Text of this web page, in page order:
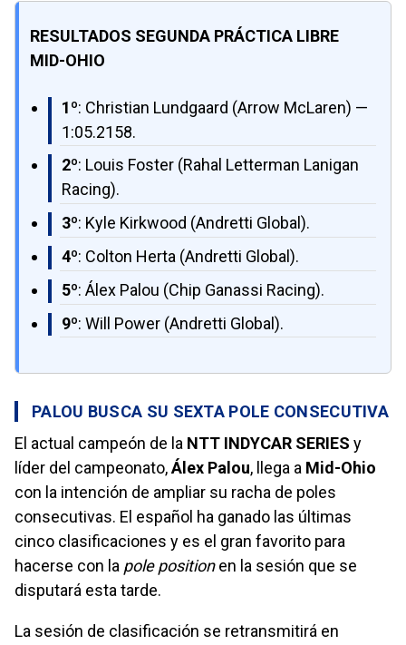
RESULTADOS SEGUNDA PRÁCTICA LIBRE
MID-OHIO
1º: Christian Lundgaard (Arrow McLaren) —
1:05.2158.
2º: Louis Foster (Rahal Letterman Lanigan
Racing).
3º: Kyle Kirkwood (Andretti Global).
4º: Colton Herta (Andretti Global).
5º: Álex Palou (Chip Ganassi Racing).
9º: Will Power (Andretti Global).
PALOU BUSCA SU SEXTA POLE CONSECUTIVA
El actual campeón de la NTT INDYCAR SERIES y
líder del campeonato,Álex Palou, llega a Mid-Ohio
con la intención de ampliar su racha de poles
consecutivas. El español ha ganado las últimas
cinco clasificaciones y es el gran favorito para
hacerse con la pole positionen la sesión que se
disputará esta tarde.
La sesión de clasificación se retransmitirá en